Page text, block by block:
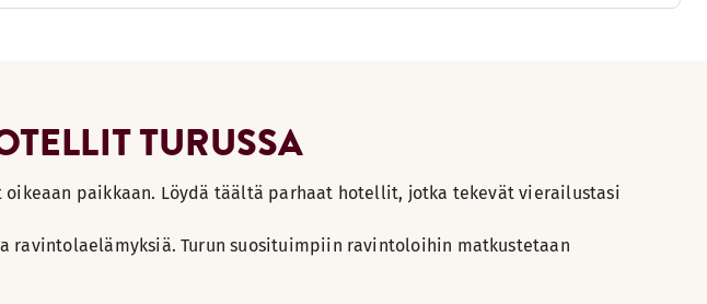
TURUSSA
paikkaan. Löydä täältä parhaat hotellit, jotka tekevät vierailustasi
ravintolaelämyksiä. Turun suosituimpiin ravintoloihin matkustetaan